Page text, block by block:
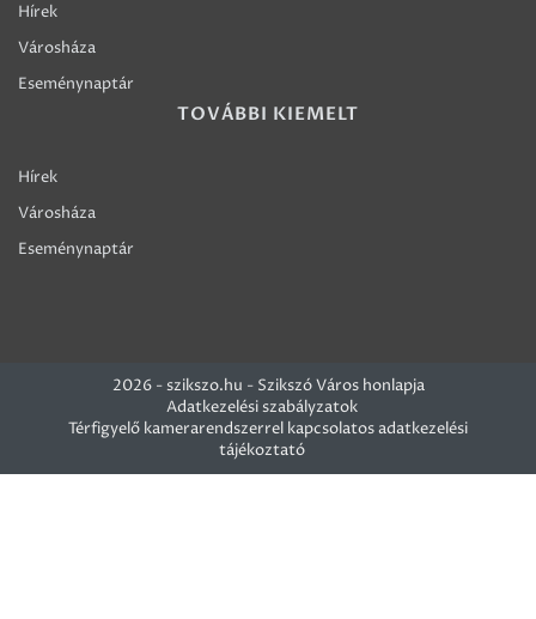
Hírek
Városháza
Eseménynaptár
TOVÁBBI KIEMELT
Hírek
Városháza
Eseménynaptár
2026 - szikszo.hu - Szikszó Város honlapja
Adatkezelési szabályzatok
Térfigyelő kamerarendszerrel kapcsolatos adatkezelési
tájékoztató